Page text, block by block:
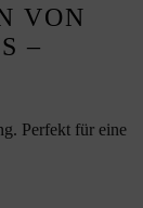
VON
–
Perfekt für eine